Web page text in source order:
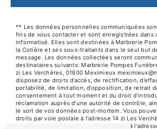
** Les données personnelles communiquées
fins de vous contacter et sont enregistrées dans
informatisé. Elles sont destinées à Marbrerie
la Cotière et ses sous-traitants dans le seul but
message. Les données collectées seront
destinataires suivants: Marbrerie Pompes
zi Les Verchères, 01800 Meximieux
disposez de droits d’accès, de rectification,
portabilité, de limitation, d’opposition, de retrait
consentement à tout moment et du droit
réclamation auprès d’une autorité de contrôle,
le sort de vos données post-mortem. Vous
droits par voie postale à l'adresse 14 zi Les
Meximieux ou par courrier électronique à